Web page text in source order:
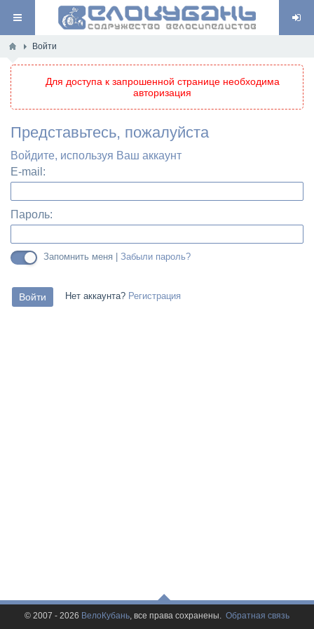
Войти
Для доступа к запрошенной странице необходима
авторизация
Представьтесь, пожалуйста
Войдите, используя Ваш аккаунт
E-mail:
Пароль:
Запомнить меня | Забыли пароль?
Нет аккаунта? Регистрация
© 2007 - 2026 ВелоКубань, все права сохранены. Обратная связь